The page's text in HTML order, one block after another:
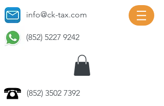
info@ck-tax.com
(852) 5227 9242
(852) 3502 7392